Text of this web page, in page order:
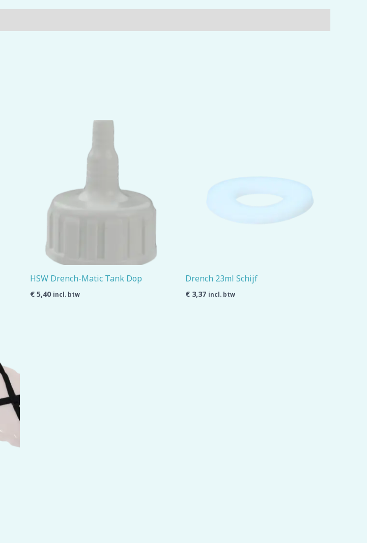
HSW Drench-Matic Tank Dop
€ 5,40 incl. btw
Drench 23ml Schijf
€ 3,37 incl. btw